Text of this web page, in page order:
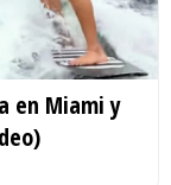
en Miami y